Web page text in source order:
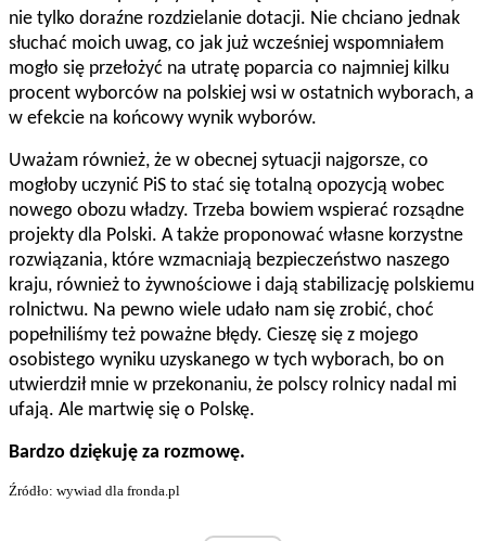
nie tylko doraźne rozdzielanie dotacji. Nie chciano jednak
słuchać moich uwag, co jak już wcześniej wspomniałem
mogło się przełożyć na utratę poparcia co najmniej kilku
procent wyborców na polskiej wsi w ostatnich wyborach, a
w efekcie na końcowy wynik wyborów.
Uważam również, że w obecnej sytuacji najgorsze, co
mogłoby uczynić PiS to stać się totalną opozycją wobec
nowego obozu władzy. Trzeba bowiem wspierać rozsądne
projekty dla Polski. A także proponować własne korzystne
rozwiązania, które wzmacniają bezpieczeństwo naszego
kraju, również to żywnościowe i dają stabilizację polskiemu
rolnictwu. Na pewno wiele udało nam się zrobić, choć
popełniliśmy też poważne błędy. Cieszę się z mojego
osobistego wyniku uzyskanego w tych wyborach, bo on
utwierdził mnie w przekonaniu, że polscy rolnicy nadal mi
ufają. Ale martwię się o Polskę.
Bardzo dziękuję za rozmowę.
Źródło: wywiad dla fronda.pl